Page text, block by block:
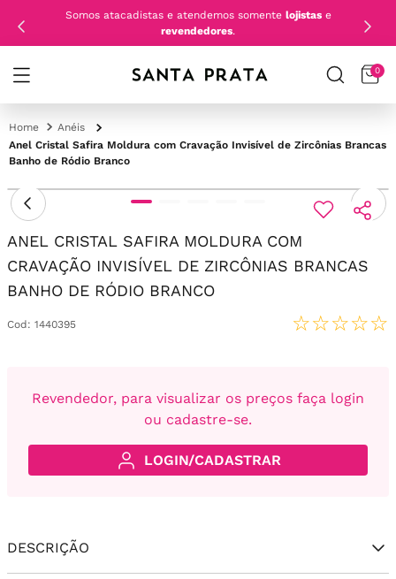
Somos atacadistas e atendemos somente lojistase
revendedores.
0
Anéis
Anel Cristal Safira Moldura com Cravação Invisível de Zircônias Brancas
Banho de Ródio Branco
ANEL CRISTAL SAFIRA MOLDURA COM
CRAVAÇÃO INVISÍVEL DE ZIRCÔNIAS BRANCAS
BANHO DE RÓDIO BRANCO
Cod : 1440395 ☆☆☆☆☆
Revendedor, para visualizar os preços faça login
ou cadastre-se.
LOGIN/CADASTRAR
DESCRIÇÃO